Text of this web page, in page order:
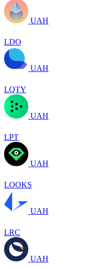
UAH
LDO
UAH
LQTY
UAH
LPT
UAH
LOOKS
UAH
LRC
UAH